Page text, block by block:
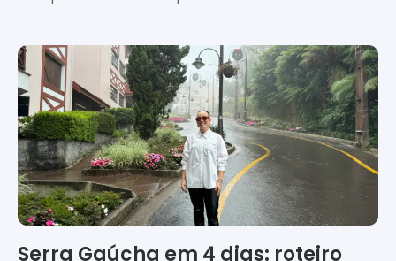
Serra Gaúcha em 4 dias: roteiro